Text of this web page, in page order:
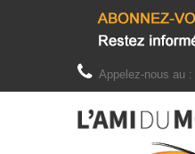
Appelez-nous au :